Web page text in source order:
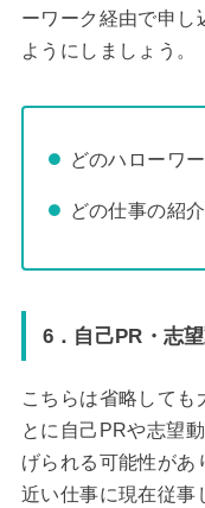
ーワーク経由で申し
ようにしましょう。
どのハローワ
どの仕事の紹
6．自己PR・志
こちらは省略しても
とに自己PRや志望
げられる可能性があ
近い仕事に現在従事